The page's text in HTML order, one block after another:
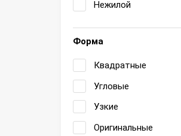
Нежилой
Форма
Квадратные
Угловые
Узкие
Оригинальные